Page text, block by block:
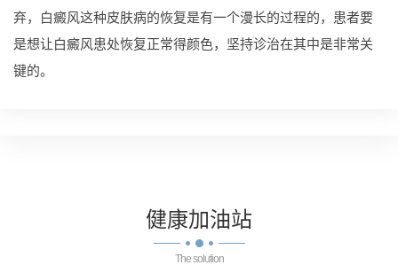
弃，白癜风这种皮肤病的恢复是有一个漫长的过程的，患者要
是想让白癜风患处恢复正常得颜色，坚持诊治在其中是非常关
键的。
健康加油站
The solution